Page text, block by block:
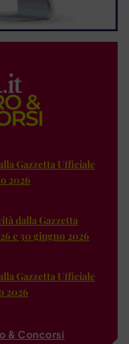
Gazzetta Ufficiale
2026
dalla Gazzetta
e 30 giugno 2026
Gazzetta Ufficiale
2026
& Concorsi